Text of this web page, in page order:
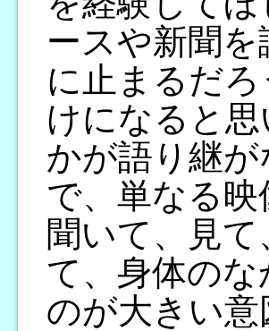
ースや新聞
に止まるだ
けになると
かが語り継
で、単なる
聞いて、見
て、身体の
のが大きい